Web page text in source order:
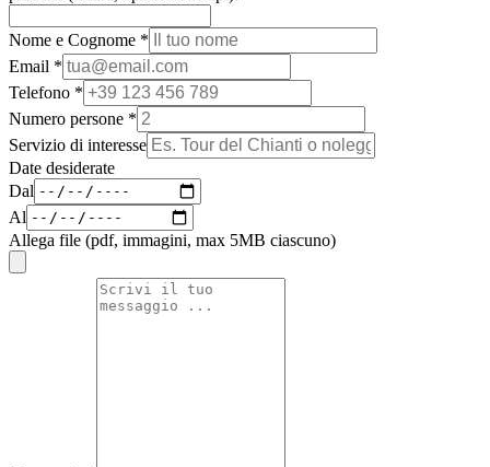
Nome e Cognome *
Email *
Telefono *
Numero persone *
Servizio di interesse
Date desiderate
Dal
Al
Allega file (pdf, immagini, max 5MB ciascuno)